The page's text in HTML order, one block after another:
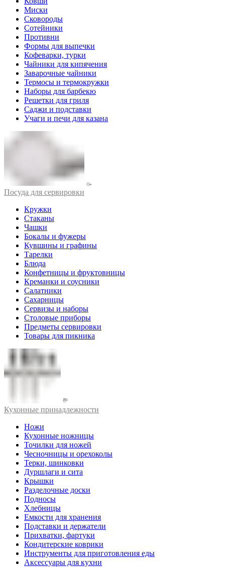
Миски
Сковороды
Сотейники
Противни
Формы для выпечки
Кофеварки, турки
Чайники для кипячения
Заварочные чайники
Термосы и термокружки
Наборы для барбекю
Решетки для гриля
Саджи и подставки
Учаги и печи для казана
Посуда для сервировки
Кружки
Стаканы
Чашки
Бокалы и фужеры
Кувшины и графины
Тарелки
Блюда
Конфетницы и фруктовницы
Креманки и соусники
Салатники
Сахарницы
Сервизы и наборы
Столовые приборы
Предметы сервировки
Товары для пикника
Кухонные принадлежности
Ножи
Кухонные ножницы
Точилки для ножей
Чесночницы и орехоколы
Терки, шинковки
Дуршлаги и сита
Крышки
Разделочные доски
Подносы
Хлебницы
Емкости для хранения
Подставки и держатели
Прихватки, фартуки
Кондитерские коврики
Инструменты для приготовления еды
Аксессуары для кухни